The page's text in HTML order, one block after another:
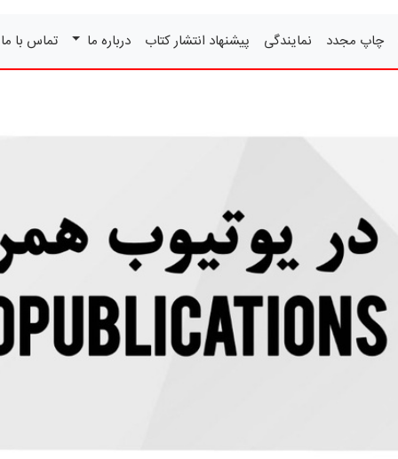
چاپ مجدد نمایندگی پیشنهاد انتشار کتاب درباره ما تماس با